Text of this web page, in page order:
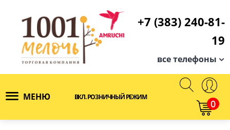
+7 (383) 240-81-
19
все телефоны
МЕНЮ ВКЛ. РОЗНИЧНЫЙ РЕЖИМ
0